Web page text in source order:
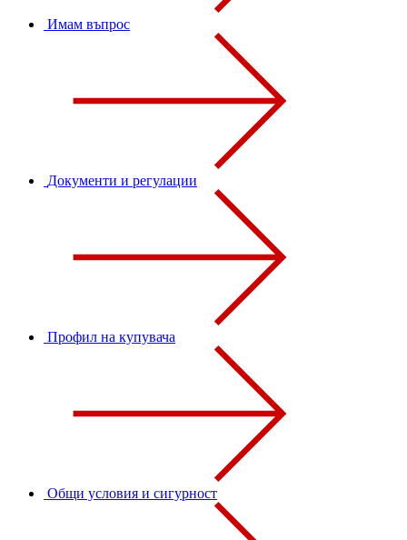
Имам въпрос
Документи и регулации
Профил на купувача
Общи условия и сигурност